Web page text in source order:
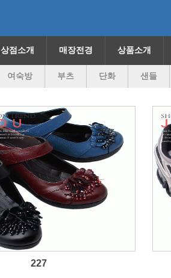
상점소개 매장전경 상품소개
여숙방 부츠 단화 샌들
227